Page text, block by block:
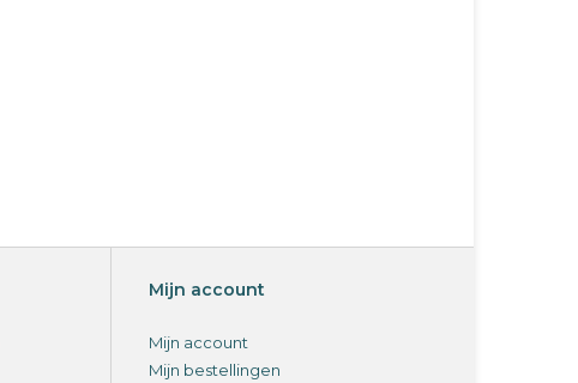
Mijn account
Mijn account
Mijn bestellingen